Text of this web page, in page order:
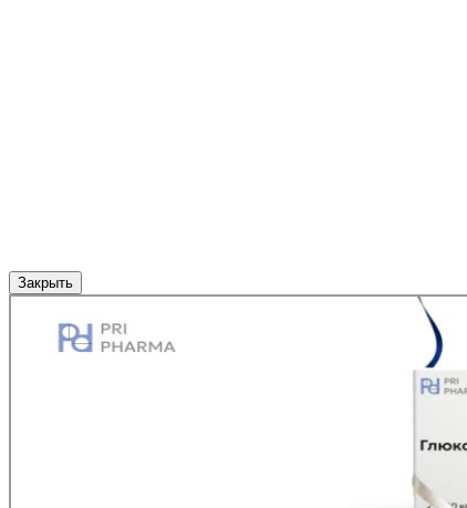
Закрыть